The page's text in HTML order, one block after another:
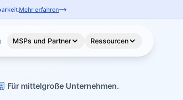
Mehr erfahren
MSPs und Partner Ressourcen
Für mittelgroße Unternehmen.